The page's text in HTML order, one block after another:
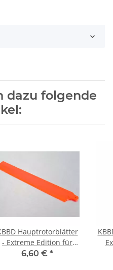
dazu folgende
Hauptrotorblätter
- Extreme Edition für
Blade 130X - Neon
6,60 € *